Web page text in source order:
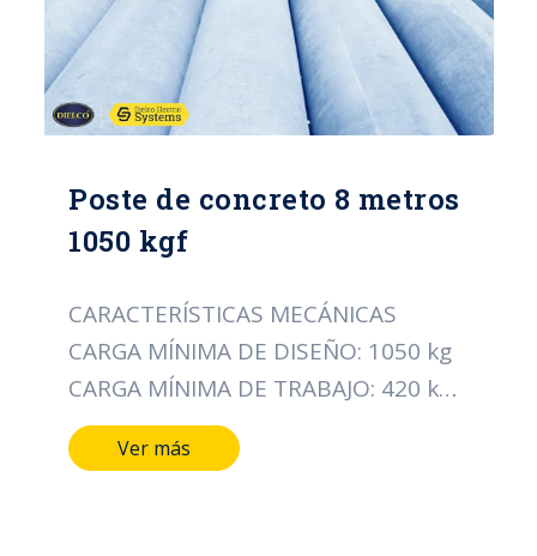
Poste de concreto 8 metros
1050 kgf
CARACTERÍSTICAS MECÁNICAS
CARGA MÍNIMA DE DISEÑO: 1050 kg
CARGA MÍNIMA DE TRABAJO: 420 kg
CARACTERÍSTICAS DIMENSIONALES
LONGITUD DEL POSTE: 8 MTS
Ver más